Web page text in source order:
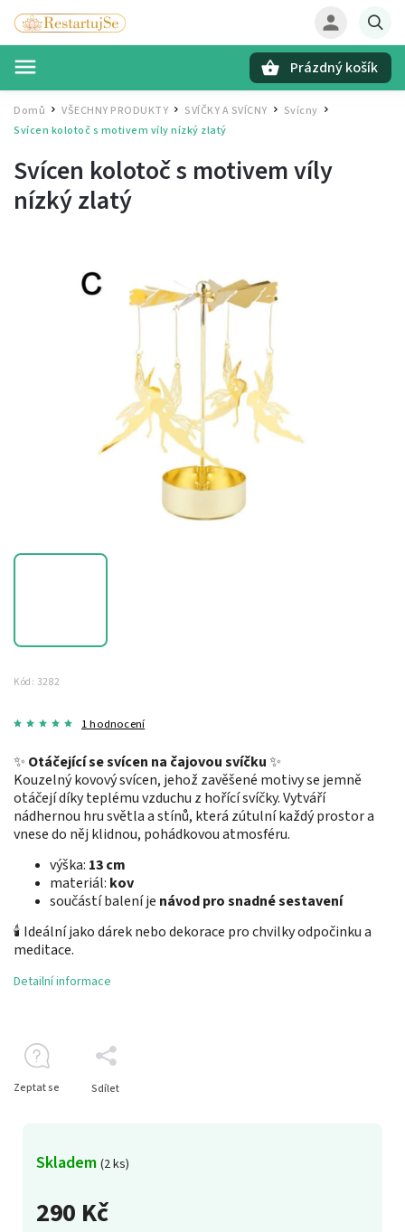
Prázdný košík
Domů / VŠECHNY PRODUKTY / SVÍČKY A SVÍCNY Svícny
Svícen kolotoč s motivem víly nízký zlatý
Svícen kolotoč s motivem víly
nízký zlatý
Kód: 3282
1 hodnocení
290 Kč
Skladem (2 ks)
✨ Otáčející se svícen na čajovou svíčku✨
Kouzelný kovový svícen, jehož zavěšené motivy se jemně
otáčejí díky teplému vzduchu z hořící svíčky. Vytváří
nádhernou hru světla a stínů, která zútulní každý prostor a
vnese do něj klidnou, pohádkovou atmosféru.
výška: 13 cm
materiál: kov
součástí balení je návod pro snadné sestavení
🕯 Ideální jako dárek nebo dekorace pro chvilky odpočinku a
meditace.
Detailní informace
Zeptat se Sdílet